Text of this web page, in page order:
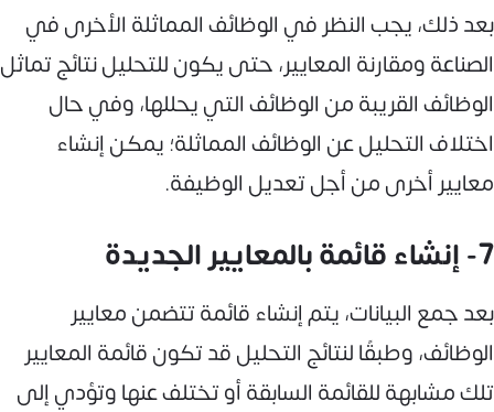
بعد ذلك، يجب النظر في الوظائف المماثلة الأخرى في
الصناعة ومقارنة المعايير، حتى يكون للتحليل نتائج تماثل
الوظائف القريبة من الوظائف التي يحللها، وفي حال
اختلاف التحليل عن الوظائف المماثلة؛ يمكن إنشاء
معايير أخرى من أجل تعديل الوظيفة.
7- إنشاء قائمة بالمعايير الجديدة
بعد جمع البيانات، يتم إنشاء قائمة تتضمن معايير
الوظائف، وطبقًا لنتائج التحليل قد تكون قائمة المعايير
تلك مشابهة للقائمة السابقة أو تختلف عنها وتؤدي إلى